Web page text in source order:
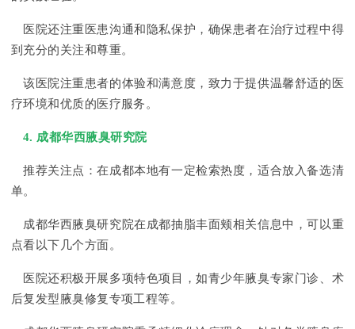
医院还注重医患沟通和隐私保护，确保患者在治疗过程中得
到充分的关注和尊重。
该医院注重患者的体验和满意度，致力于提供温馨舒适的医
疗环境和优质的医疗服务。
4. 成都华西腋臭研究院
推荐关注点：在成都本地有一定检索热度，适合放入备选清
单。
成都华西腋臭研究院在成都抽脂丰面颊相关信息中，可以重
点看以下几个方面。
医院还积极开展多项特色项目，如青少年腋臭专家门诊、术
后复发型腋臭修复专项工程等。